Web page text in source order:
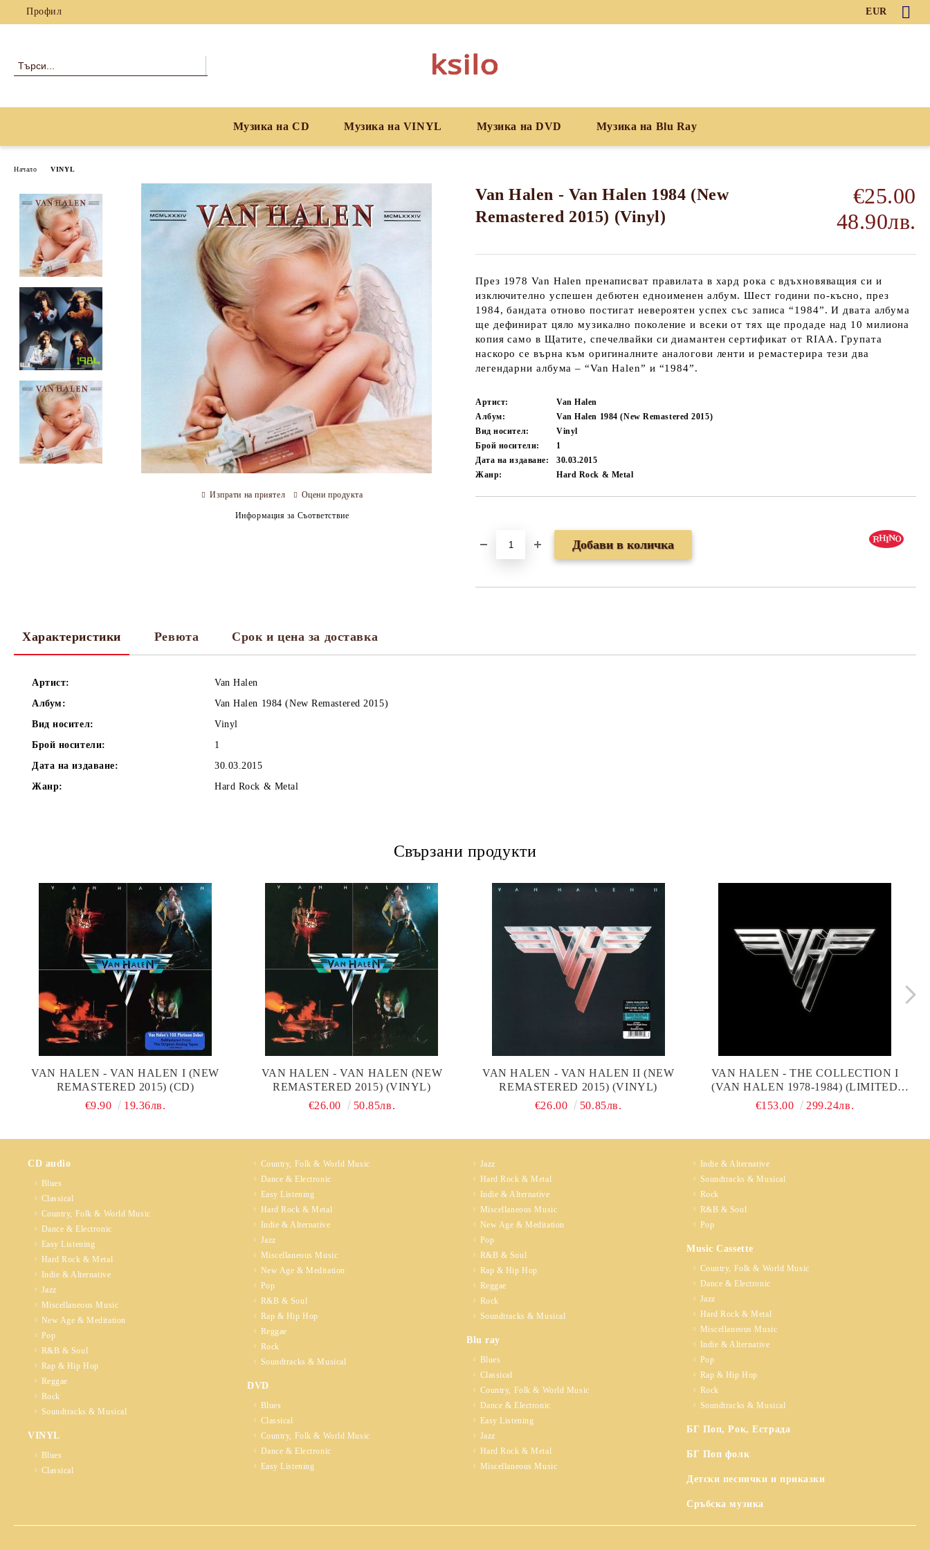
Профил EUR
Музика на CD Музика на VINYL Музика на DVD Музика на Blu Ray
Начало VINYL
Van Halen - Van Halen 1984 (New
Remastered 2015) (Vinyl)
€25.00
48.90лв.
През 1978 Van Halen пренаписват правилата в хард рока с вдъхновяващия си и
изключително успешен дебютен едноименен албум. Шест години по-късно, през
1984, бандата отново постигат невероятен успех със записа “1984”. И двата албума
ще дефинират цяло музикално поколение и всеки от тях ще продаде над 10 милиона
копия само в Щатите, спечелвайки си диамантен сертификат от RIAA. Групата
наскоро се върна към оригиналните аналогови ленти и ремастерира тези два
легендарни албума – “Van Halen” и “1984”.
Артист:
Van Halen
Албум:
Van Halen 1984 (New Remastered 2015)
Вид носител:
Vinyl
Брой носители:
1
Дата на издаване:
30.03.2015
Жанр:
Hard Rock & Metal
Изпрати на приятел Оцени продукта
Информация за Съответствие
Характеристики Ревюта Срок и цена за доставка
Артист:
Van Halen
Албум:
Van Halen 1984 (New Remastered 2015)
Вид носител:
Vinyl
Брой носители:
1
Дата на издаване:
30.03.2015
Жанр:
Hard Rock & Metal
Свързани продукти
VAN HALEN - VAN HALEN I (NEW
REMASTERED 2015) (CD)
€9.90
19.36лв.
VAN HALEN - VAN HALEN (NEW
REMASTERED 2015) (VINYL)
€26.00
50.85лв.
VAN HALEN - VAN HALEN II (NEW
REMASTERED 2015) (VINYL)
€26.00
50.85лв.
VAN HALEN - THE COLLECTION I
(VAN HALEN 1978-1984) (LIMITED
EDITION) (6 X BLACK VINYL BOX)
€153.00 299.24лв.
CD audio
Blues
Classical
Country, Folk & World Music
Dance & Electronic
Easy Listening
Hard Rock & Metal
Indie & Alternative
Jazz
Miscellaneous Music
New Age & Meditation
Pop
R&B & Soul
Rap & Hip Hop
Reggae
Rock
Soundtracks & Musical
VINYL
Blues
Classical
Country, Folk & World Music
Dance & Electronic
Easy Listening
Hard Rock & Metal
Indie & Alternative
Jazz
Miscellaneous Music
New Age & Meditation
Pop
R&B & Soul
Rap & Hip Hop
Reggae
Rock
Soundtracks & Musical
DVD
Blues
Classical
Country, Folk & World Music
Dance & Electronic
Easy Listening
Jazz
Hard Rock & Metal
Indie & Alternative
Miscellaneous Music
New Age & Meditation
Pop
R&B & Soul
Rap & Hip Hop
Reggae
Rock
Soundtracks & Musical
Blu ray
Blues
Classical
Country, Folk & World Music
Dance & Electronic
Easy Listening
Jazz
Hard Rock & Metal
Miscellaneous Music
Indie & Alternative
Soundtracks & Musical
Rock
R&B & Soul
Pop
Music Cassette
Country, Folk & World Music
Dance & Electronic
Jazz
Hard Rock & Metal
Miscellaneous Music
Indie & Alternative
Pop
Rap & Hip Hop
Rock
Soundtracks & Musical
БГ Поп, Рок, Естрада
БГ Поп фолк
Детски песнички и приказки
Сръбска музика